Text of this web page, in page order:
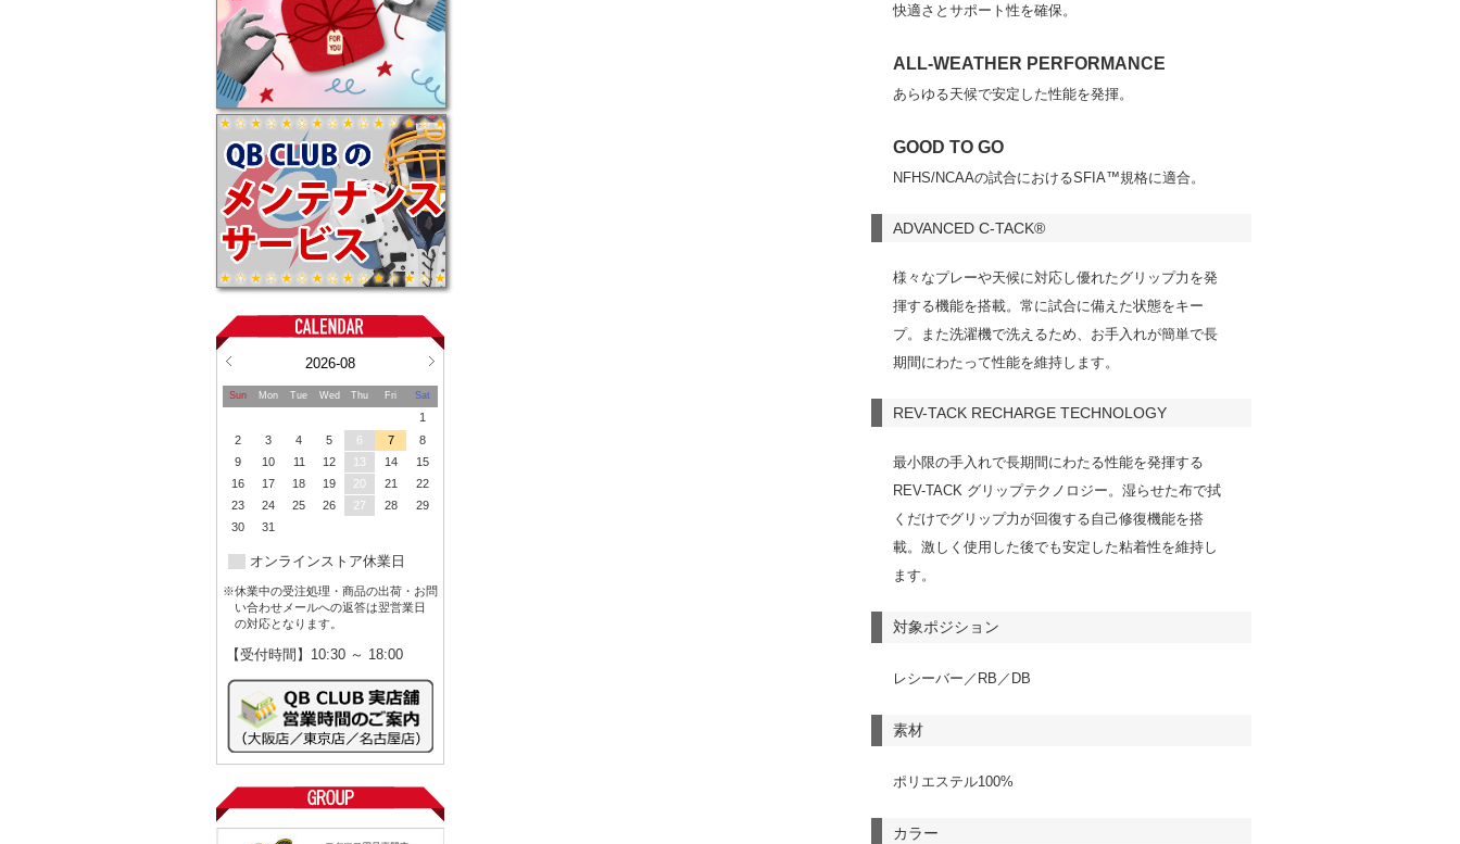
2026-08
Sun Mon Tue Wed Thu Fri Sat
1
2
3 4 5 6 7
8
9
10 11 12 13 14
15
16
17 18 19 20 21
22
23
24 25 26 27 28
29
30
31
オンラインストア休業日
※休業中の受注処理・商品の出荷・お問
い合わせメールへの返答は翌営業日
の対応となります。
【受付時間】10:30 ～ 18:00
快適さとサポート性を確保。
ALL-WEATHER PERFORMANCE
あらゆる天候で安定した性能を発揮。
GOOD TO GO
NFHS/NCAAの試合におけるSFIA™規格に適合。
ADVANCED C-TACK®
様々なプレーや天候に対応し優れたグリップ力を発
揮する機能を搭載。常に試合に備えた状態をキー
プ。また洗濯機で洗えるため、お手入れが簡単で長
期間にわたって性能を維持します。
REV-TACK RECHARGE TECHNOLOGY
最小限の手入れで長期間にわたる性能を発揮する
REV-TACK グリップテクノロジー。湿らせた布で拭
くだけでグリップ力が回復する自己修復機能を搭
載。激しく使用した後でも安定した粘着性を維持し
ます。
対象ポジション
レシーバー／RB／DB
素材
ポリエステル100%
カラー